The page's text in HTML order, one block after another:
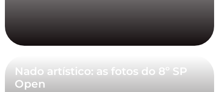
Nado artístico: as fotos do 8º SP
Open